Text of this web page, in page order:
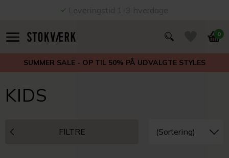
0
SUMMER SALE - OP TIL 50% PÅ UDVALGTE STYLES
KIDS
FILTRE